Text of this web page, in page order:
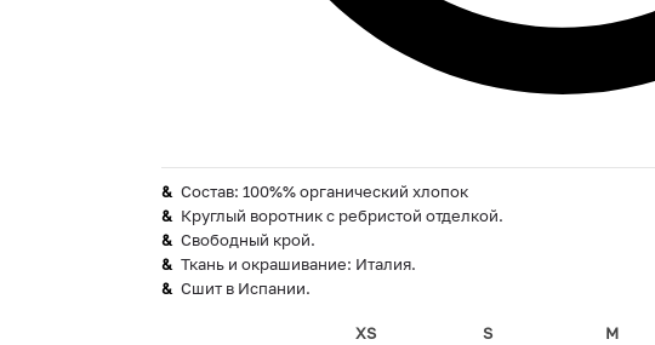
Состав: 100%% органический хлопок
Круглый воротник с ребристой отделкой.
Свободный крой.
Ткань и окрашивание: Италия.
Сшит в Испании.
XS S M